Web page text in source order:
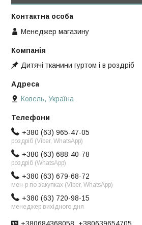
Менеджер магазину
Дитячі тканини гуртом і в роздріб
Ковель, Україна
+380 (63) 965-47-05
роздріб (Viber, WhatsApp)
+380 (63) 688-40-78
роздріб (WhatsApp)
+380 (63) 679-68-72
мен-р по закупках (Viber, WhatsApp)
+380 (63) 720-98-15
менеджер вихідного дня